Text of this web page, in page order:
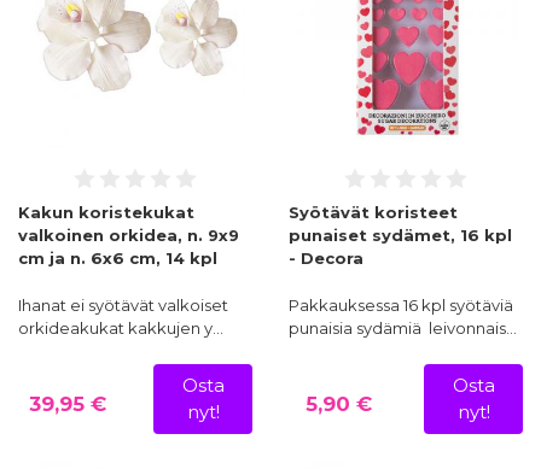
Kakun koristekukat
valkoinen orkidea, n. 9x9
cm ja n. 6x6 cm, 14 kpl
Ihanat ei syötävät valkoiset
orkideakukat kakkujen y…
39,95 €
Osta
nyt!
Syötävät koristeet
punaiset sydämet, 16 kpl
- Decora
Pakkauksessa 16 kpl syötäviä
punaisia sydämiä leivonnais…
5,90 €
Osta
nyt!